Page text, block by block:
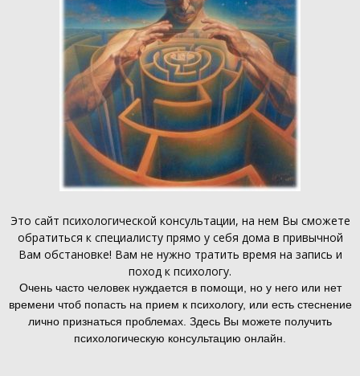
Это сайт психологической консультации, на нем Вы сможете
обратиться к специалисту прямо у себя дома в привычной
Вам обстановке! Вам не нужно тратить время на запись и
поход к психологу.
Очень часто человек нуждается в помощи, но у него или нет
времени чтоб попасть на прием к психологу, или есть стеснение
лично признаться проблемах. Здесь Вы можете получить
психологическую консультацию онлайн.